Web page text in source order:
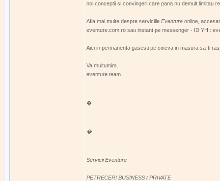
noi conceptii si convingeri care pana nu demult limitau
Afla mai multe despre serviciile Eventure online,
eventure.com.ro sau instant pe messenger - ID YH :
Aici in permanenta gasesti pe cineva in masura sa-ti
Va multumim,
eventure team
�
�
Servicii Eventure
PETRECERI BUSINESS / PRIVATE